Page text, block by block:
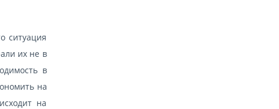
ситуация
их не в
в
на
на